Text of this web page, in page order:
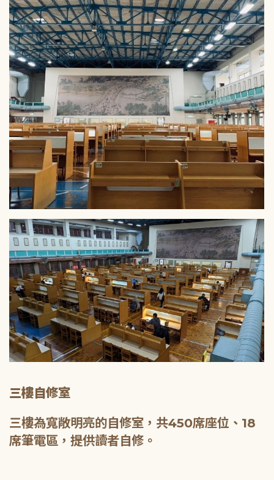
三樓自修室
三樓為寬敞明亮的自修室，共450席座位、18
席筆電區，提供讀者自修。